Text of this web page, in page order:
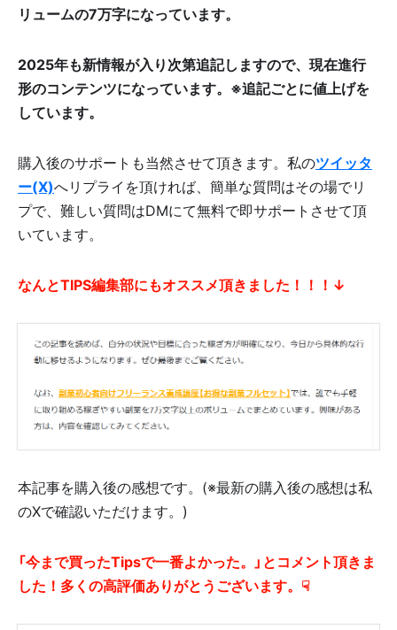
リュームの7万字になっています。
2025年も新情報が入り次第追記しますので、現在進行
形のコンテンツになっています。 ※追記ごとに値上げを
しています。
購入後のサポートも当然させて頂きます。私のツイッタ
ー(X)へリプライを頂ければ、簡単な質問はその場でリ
プで、難しい質問はDMにて無料で即サポートさせて頂
いています。
なんとTIPS編集部にもオススメ頂きました！！！↓
本記事を購入後の感想です。(※最新の購入後の感想は私
のXで確認いただけます。)
「今まで買ったTipsで一番よかった。」とコメント頂きま
した！多くの高評価ありがとうございます。☟